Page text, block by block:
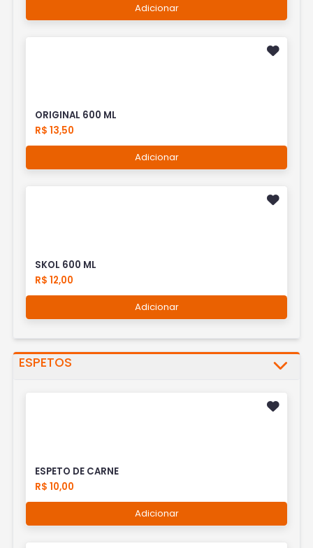
Adicionar
ORIGINAL 600 ML
R$ 13,50
Adicionar
SKOL 600 ML
R$ 12,00
Adicionar
ESPETOS
ESPETO DE CARNE
R$ 10,00
Adicionar